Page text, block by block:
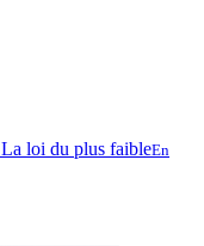
La loi du plus faibleEn